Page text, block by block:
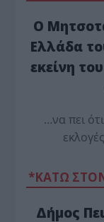
Ο
Ελλάδα
εκείνη
…να πει
*ΚΑΤΩ
Δήμος